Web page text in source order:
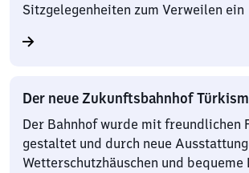
Sitzgelegenheiten zum Verweilen ein
Der neue Zukunftsbahnhof
Der Bahnhof wurde mit freundlichen
gestaltet und durch neue
Wetterschutzhäuschen und